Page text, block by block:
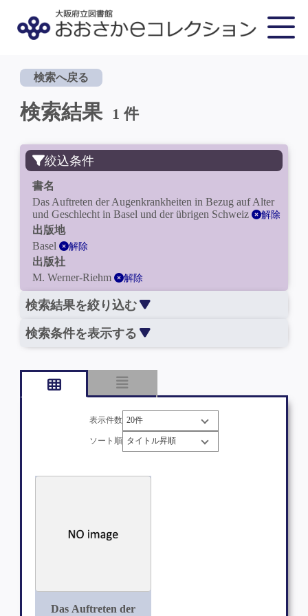
検索へ戻る
検索結果 1 件
絞込条件
書名
Das Auftreten der Augenkrankheiten in Bezug auf Alter
und Geschlecht in Basel und der übrigen Schweiz
解除
出版地
Basel
解除
出版社
M. Werner-Riehm
解除
検索結果を絞り込む
検索条件を表示する
表示件数
ソート順
Das Auftreten der